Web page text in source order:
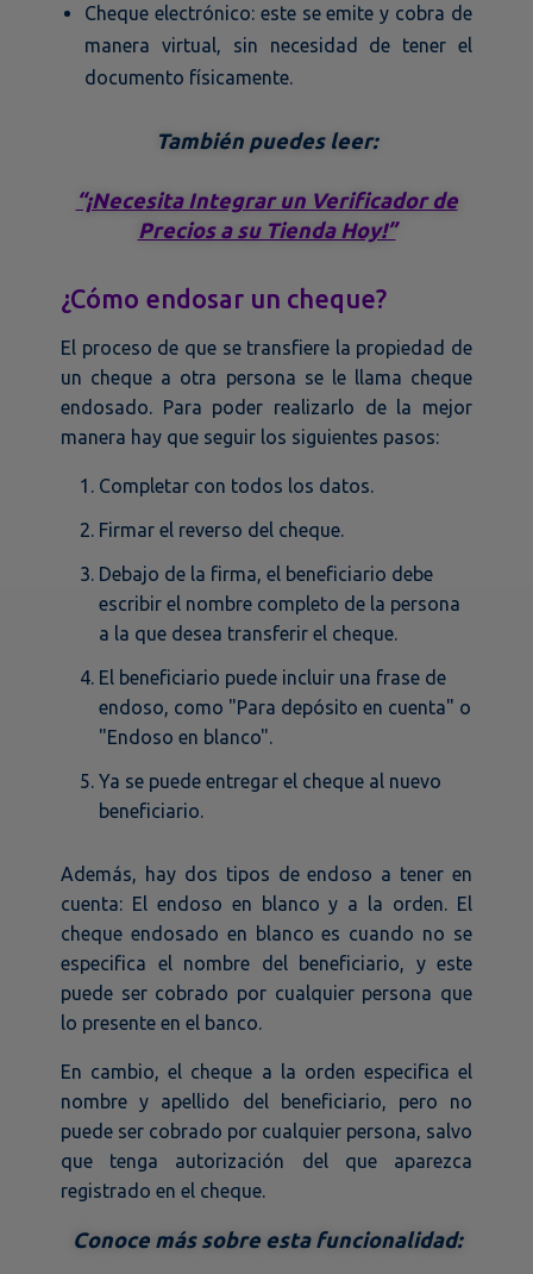
Cheque electrónico: este se emite y cobra de
manera virtual, sin necesidad de tener el
documento físicamente.
También puedes leer:
“¡Necesita Integrar un Verificador de
Precios a su Tienda Hoy!”
¿Cómo endosar un cheque?
El proceso de que se transfiere la propiedad de
un cheque a otra persona se le llama cheque
endosado. Para poder realizarlo de la mejor
manera hay que seguir los siguientes pasos:
Completar con todos los datos.
Firmar el reverso del cheque.
Debajo de la firma, el beneficiario debe
escribir el nombre completo de la persona
a la que desea transferir el cheque.
El beneficiario puede incluir una frase de
endoso, como "Para depósito en cuenta" o
"Endoso en blanco".
Ya se puede entregar el cheque al nuevo
beneficiario.
Además, hay dos tipos de endoso a tener en
cuenta: El endoso en blanco y a la orden. El
cheque endosado en blanco es cuando no se
especifica el nombre del beneficiario, y este
puede ser cobrado por cualquier persona que
lo presente en el banco.
En cambio, el cheque a la orden especifica el
nombre y apellido del beneficiario, pero no
puede ser cobrado por cualquier persona, salvo
que tenga autorización del que aparezca
registrado en el cheque.
Conoce más sobre esta funcionalidad: